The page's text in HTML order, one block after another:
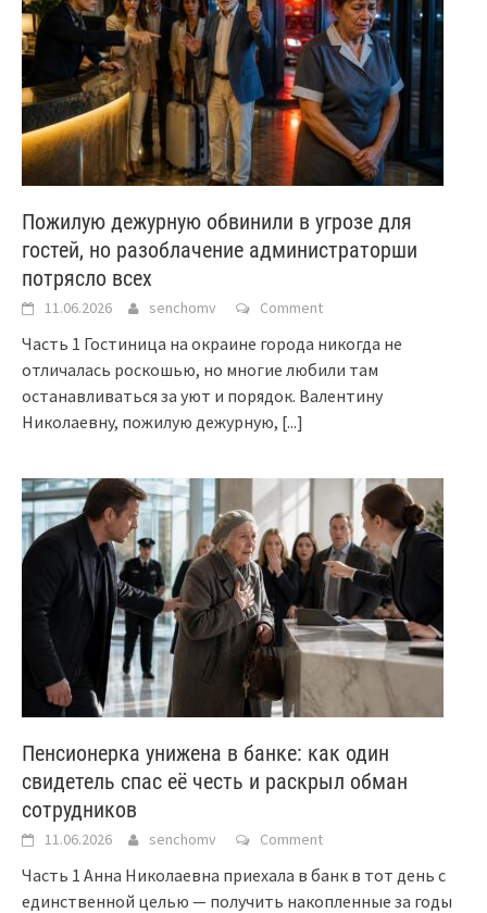
Пожилую дежурную обвинили в угрозе для
гостей, но разоблачение администраторши
потрясло всех
11.06.2026 senchomv Comment
Часть 1 Гостиница на окраине города никогда не
отличалась роскошью, но многие любили там
останавливаться за уют и порядок. Валентину
Николаевну, пожилую дежурную, [...]
Пенсионерка унижена в банке: как один
свидетель спас её честь и раскрыл обман
сотрудников
11.06.2026 senchomv Comment
Часть 1 Анна Николаевна приехала в банк в тот день с
единственной целью — получить накопленные за годы